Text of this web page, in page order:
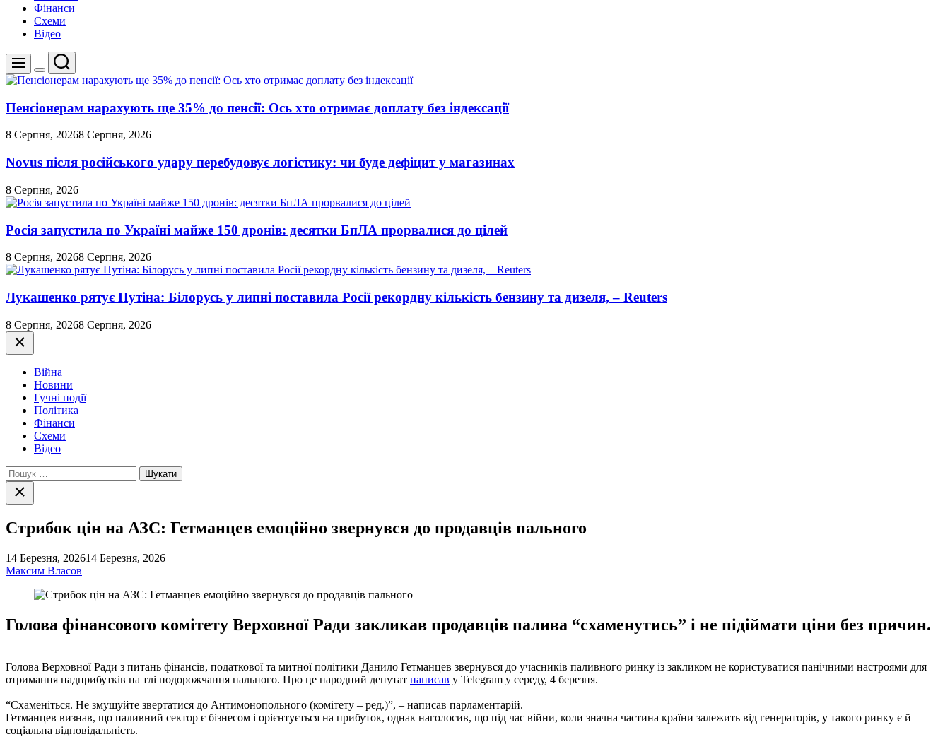
Фінанси
Схеми
Відео
Меню
Перемикач
кольорового
Пошук
Пенсіонерам нарахують ще 35% до пенсії: Ось хто отримає доплату без індексації
8 Серпня, 20268 Серпня, 2026
Novus після російського удару перебудовує логістику: чи буде дефіцит у магазинах
8 Серпня, 2026
Росія запустила по Україні майже 150 дронів: десятки БпЛА прорвалися до цілей
8 Серпня, 20268 Серпня, 2026
Лукашенко рятує Путіна: Білорусь у липні поставила Росії рекордну кількість бензину та дизеля, – Reuters
8 Серпня, 20268 Серпня, 2026
Закрити
Війна
Новини
Гучні події
Політика
Фінанси
Схеми
Відео
Пошук:
Закрити
пошук
Стрибок цін на АЗС: Гетманцев емоційно звернувся до продавців пального
14 Березня, 202614 Березня, 2026
Максим Власов
Голова фінансового комітету Верховної Ради закликав продавців палива “схаменутись” і не підіймати ціни без причин.
Голова Верховної Ради з питань фінансів, податкової та митної політики Данило Гетманцев звернувся до учасників паливного ринку із закликом не користуватися панічними настроями для
отримання надприбутків на тлі подорожчання пального. Про це народний депутат написав у Telegram у середу, 4 березня.
“Схаменіться. Не змушуйте звертатися до Антимонопольного (комітету – ред.)”, – написав парламентарій.
Гетманцев визнав, що паливний сектор є бізнесом і орієнтується на прибуток, однак наголосив, що під час війни, коли значна частина країни залежить від генераторів, у такого ринку є й
соціальна відповідальність.